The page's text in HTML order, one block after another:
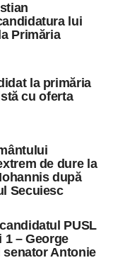
lui
Primăria
la primăria
cu oferta
de dure la
după
Secuiesc
PUSL
1 – George
Antonie